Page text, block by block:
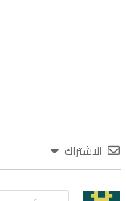
الاشتراك